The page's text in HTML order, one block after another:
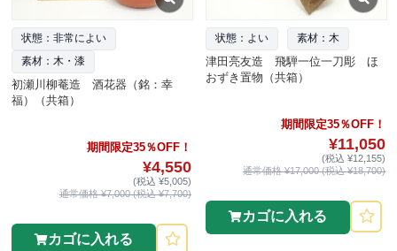
状態：非常によい
素材：木・漆
初瀬川柳菴造 酒花器（銘：幸
福）（共箱）
期間限定35％OFF！
¥4,550
(税込 ¥5,005)
通常価格 ¥7,000 (税込 ¥7,700)
カゴに入れる
状態：よい 素材：木
津田亮友造 飛騨一位一刀彫 ほ
おずき置物（共箱）
期間限定35％OFF！
¥11,050
(税込 ¥12,155)
通常価格 ¥17,000 (税込 ¥18,700)
カゴに入れる